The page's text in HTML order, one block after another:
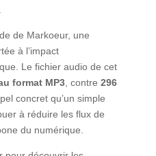
de Markoeur, une
à l’impact
Le fichier audio de cet
format MP3, contre 296
concret qu’un simple
à réduire les flux de
du numérique.